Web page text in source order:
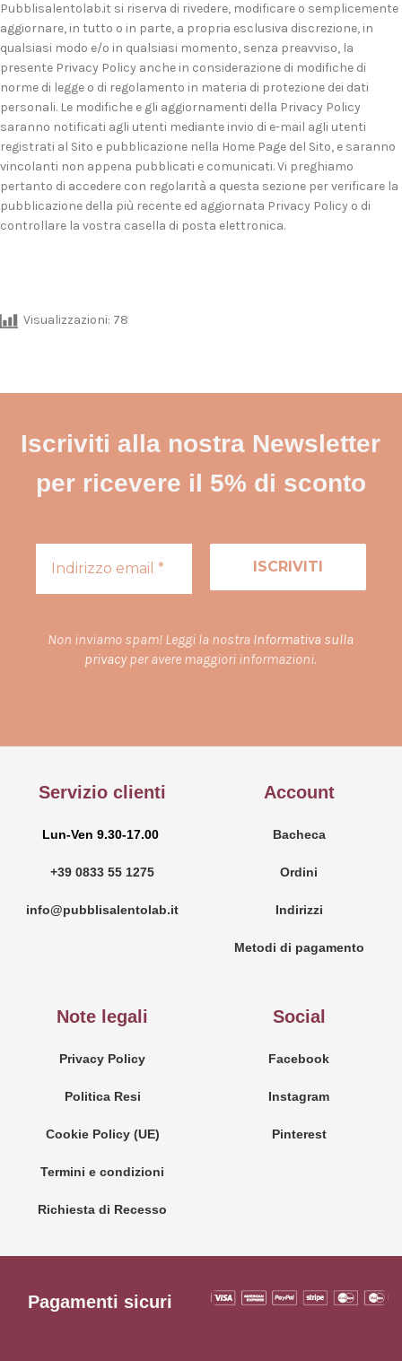
Pubblisalentolab.it si riserva di rivedere, modificare o semplicemente
aggiornare, in tutto o in parte, a propria esclusiva discrezione, in
qualsiasi modo e/o in qualsiasi momento, senza preavviso, la
presente Privacy Policy anche in considerazione di modifiche di
norme di legge o di regolamento in materia di protezione dei dati
personali. Le modifiche e gli aggiornamenti della Privacy Policy
saranno notificati agli utenti mediante invio di e-mail agli utenti
registrati al Sito e pubblicazione nella Home Page del Sito, e saranno
vincolanti non appena pubblicati e comunicati. Vi preghiamo
pertanto di accedere con regolarità a questa sezione per verificare la
pubblicazione della più recente ed aggiornata Privacy Policy o di
controllare la vostra casella di posta elettronica.
Visualizzazioni: 78
Iscriviti alla nostra Newsletter
per ricevere il 5% di sconto
Non inviamo spam! Leggi la nostra Informativa sulla
privacy per avere maggiori informazioni.
Servizio clienti
Lun-Ven 9.30-17.00
+39 0833 55 1275
info@pubblisalentolab.it
Account
Bacheca
Ordini
Indirizzi
Metodi di pagamento
Note legali
Privacy Policy
Politica Resi
Cookie Policy (UE)
Termini e condizioni
Richiesta di Recesso
Social
Facebook
Instagram
Pinterest
Pagamenti sicuri